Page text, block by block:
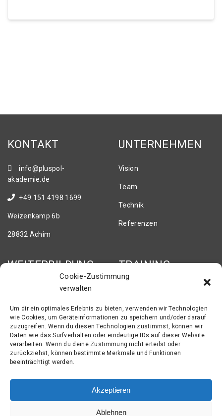
Cookie-Zustimmung
verwalten
Um dir ein optimales Erlebnis zu bieten, verwenden wir Technologien
wie Cookies, um Geräteinformationen zu speichern und/oder darauf
zuzugreifen. Wenn du diesen Technologien zustimmst, können wir
Daten wie das Surfverhalten oder eindeutige IDs auf dieser Website
verarbeiten. Wenn du deine Zustimmung nicht erteilst oder
zurückziehst, können bestimmte Merkmale und Funktionen
beeinträchtigt werden.
Akzeptieren
Ablehnen
KONTAKT
info@pluspol-
akademie.de
+49 151 4198 1699
Weizenkamp 6b
28832 Achim
UNTERNEHMEN
Vision
Team
Technik
Referenzen
WEITERBILDUNG
Schweißtechnik
Messtechnik
Schienenbearbeitung
Ausbildung
TRAINING
Sonderlehrgänge
Fachtagung
Oberbauschweisstechnik
Impressum